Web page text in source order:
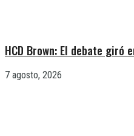
HCD Brown: El debate giró
7 agosto, 2026